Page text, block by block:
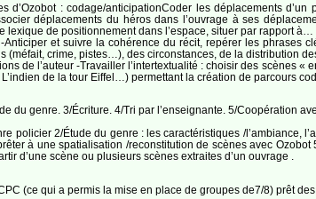
: codage/anticipationCoder les déplacements
déplacements du héros dans l’ouvrage à ses
de positionnement dans l’espace, situer par rapport à…
et suivre la cohérence du récit, repérer les phrases
crime, pistes…), des circonstances, de la distribution
de l’auteur -Travailler l’intertextualité : choisir des scènes «
de la tour Eiffel…) permettant la création de parcours
du genre. 3/Écriture. 4/Tri par l’enseignante. 5/Coopération
policier 2/Étude du genre : les caractéristiques /l’ambiance,
à une spatialisation /reconstitution de scènes avec
d’une scène ou plusieurs scènes extraites d’un ouvrage .
(ce qui a permis la mise en place de groupes de7/8) prêt